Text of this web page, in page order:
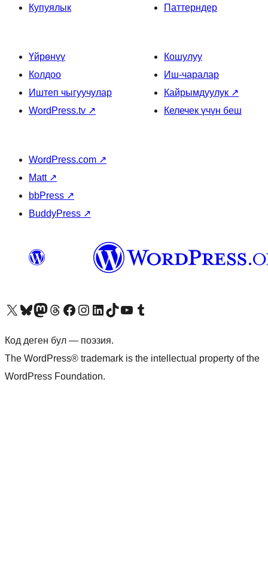
Купуялык
Паттерндер
Үйрөнүү
Колдоо
Иштеп чыгуучулар
WordPress.tv ↗
Кошулуу
Иш-чаралар
Кайрымдуулук ↗
Келечек үчүн беш
WordPress.com ↗
Matt ↗
bbPress ↗
BuddyPress ↗
Visit our X (formerly Twitter) account
Visit our Bluesky account
Биздин Mastodon түрмөгүбүзгө баш багыңыз
Visit our Threads account
Биздин Facebook баракчабызга кириңиз
Биздин Instagram баракчабызга баш багыңыз
Биздин LinkedIn баракчабызга баш багыңыз
Visit our TikTok account
Visit our YouTube channel
Visit our Tumblr account
Код деген бул — поэзия.
The WordPress® trademark is the intellectual property of the
WordPress Foundation.